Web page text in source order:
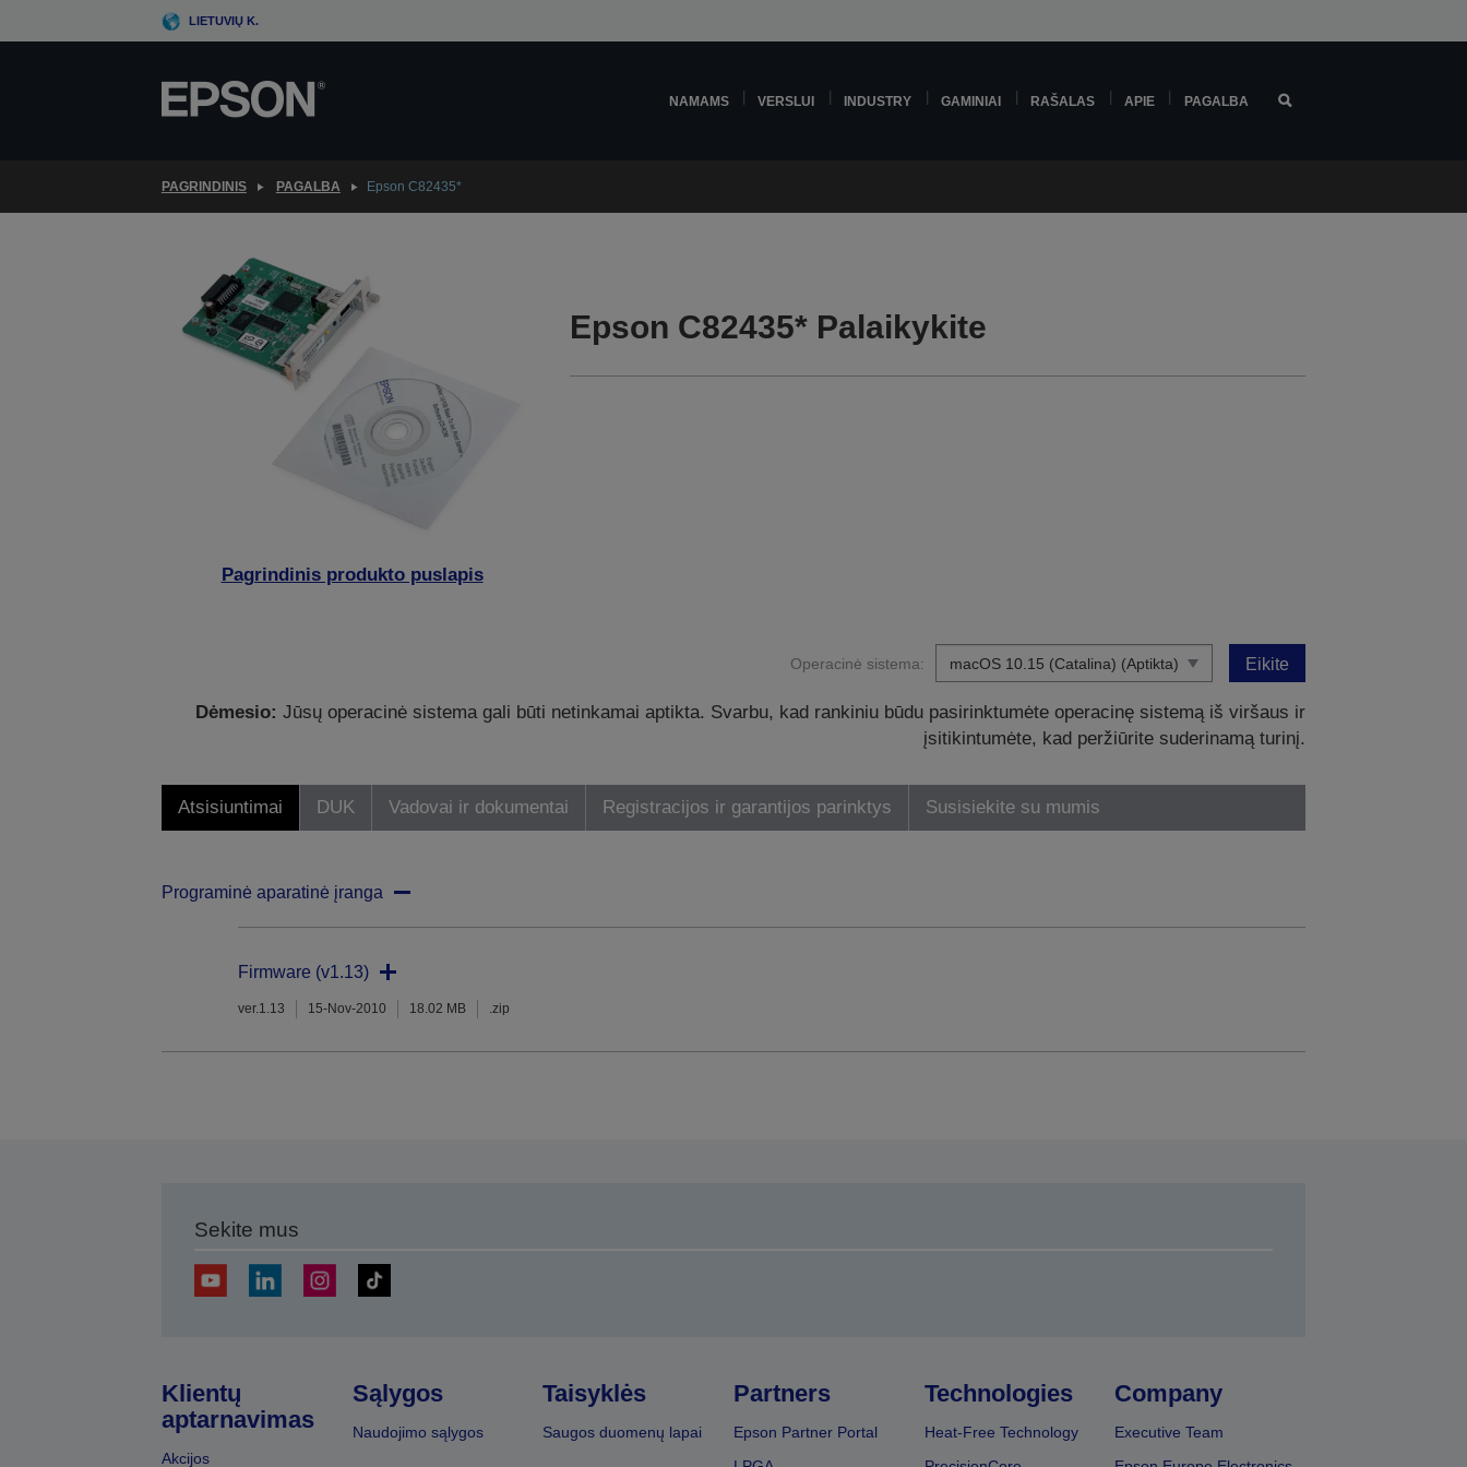
to
LIETUVIŲ K.
NAMAMS VERSLUI INDUSTRY GAMINIAI RAŠALAS APIE PAGALBA
PAGRINDINIS PAGALBA Epson C82435*
Pagrindinis produkto puslapis
Epson C82435* Palaikykite
Operacinė sistema: Eikite
Dėmesio: Jūsų operacinė sistema gali būti netinkamai aptikta. Svarbu, kad rankiniu būdu pasirinktumėte operacinę sistemą iš viršaus ir
įsitikintumėte, kad peržiūrite suderinamą turinį.
Atsisiuntimai DUK Vadovai ir dokumentai Registracijos ir garantijos parinktys Susisiekite su mumis
Programinė aparatinė įranga
Firmware (v1.13)
ver.1.13 15-Nov-2010 18.02 MB .zip
Sekite mus
Klientų
aptarnavimas
Akcijos
Sąlygos
Naudojimo sąlygos
Taisyklės
Saugos duomenų lapai
Partners
Epson Partner Portal
Technologies
Heat-Free Technology
Company
Executive Team